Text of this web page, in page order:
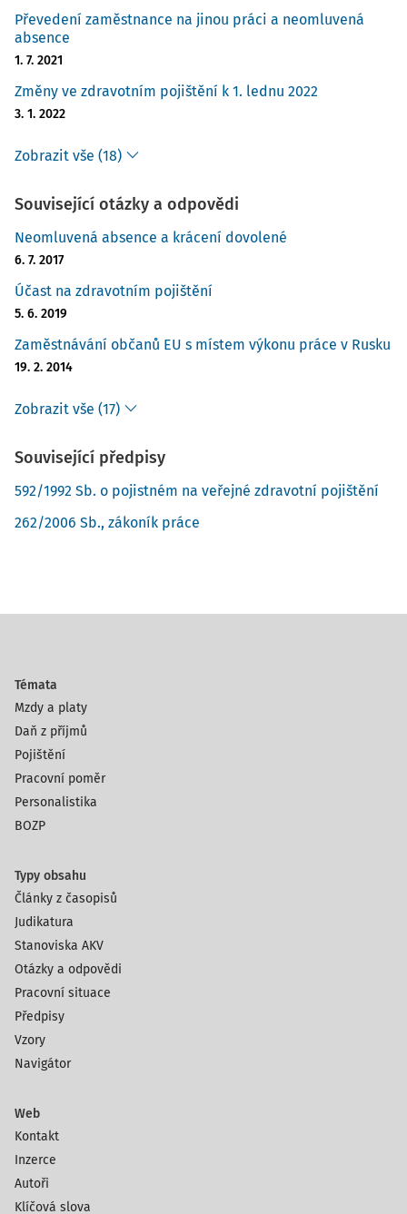
Převedení zaměstnance na jinou práci a neomluvená
absence
1. 7. 2021
Změny ve zdravotním pojištění k 1. lednu 2022
3. 1. 2022
Zobrazit vše (18)
Související otázky a odpovědi
Neomluvená absence a krácení dovolené
6. 7. 2017
Účast na zdravotním pojištění
5. 6. 2019
Zaměstnávání občanů EU s místem výkonu práce v Rusku
19. 2. 2014
Zobrazit vše (17)
Související předpisy
592/1992 Sb. o pojistném na veřejné zdravotní pojištění
262/2006 Sb., zákoník práce
Témata
Mzdy a platy
Daň z příjmů
Pojištění
Pracovní poměr
Personalistika
BOZP
Typy obsahu
Články z časopisů
Judikatura
Stanoviska AKV
Otázky a odpovědi
Pracovní situace
Předpisy
Vzory
Navigátor
Web
Kontakt
Inzerce
Autoři
Klíčová slova